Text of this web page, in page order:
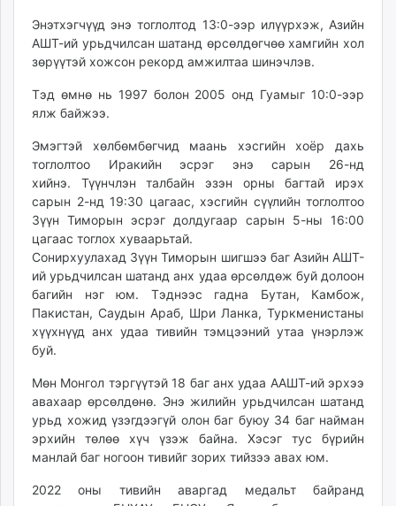
mglradio.com
fact.mn
tumen.mn
shuum.mn
times.mn
tvmongolia.mn
mass.mn
unegui.mn
assa.mn
toim.mn
tac.mn
paparazzi.mn
unread.today
Энэтхэгчүүд энэ тоглолтод 13:0-ээр илүүрхэж, Азийн
АШТ-ий урьдчилсан шатанд өрсөлдөгчөө хамгийн хол
зөрүүтэй хожсон рекорд амжилтаа шинэчлэв.
Тэд өмнө нь 1997 болон 2005 онд Гуамыг 10:0-ээр
ялж байжээ.
Эмэгтэй хөлбөмбөгчид маань хэсгийн хоёр дахь
тоглолтоо Иракийн эсрэг энэ сарын 26-нд
хийнэ. Түүнчлэн талбайн эзэн орны багтай ирэх
сарын 2-нд 19:30 цагаас, хэсгийн сүүлийн тоглолтоо
Зүүн Тиморын эсрэг долдугаар сарын 5-ны 16:00
цагаас тоглох хуваарьтай.
Сонирхуулахад Зүүн Тиморын шигшээ баг Азийн АШТ-
ий урьдчилсан шатанд анх удаа өрсөлдөж буй долоон
багийн нэг юм. Тэднээс гадна Бутан, Камбож,
Пакистан, Саудын Араб, Шри Ланка, Туркменистаны
хүүхнүүд анх удаа тивийн тэмцээний утаа үнэрлэж
буй.
Мөн Монгол тэргүүтэй 18 баг анх удаа ААШТ-ий эрхээ
авахаар өрсөлдөнө. Энэ жилийн урьдчилсан шатанд
урьд хожид үзэгдээгүй олон баг буюу 34 баг найман
эрхийн төлөө хүч үзэж байна. Хэсэг тус бүрийн
манлай баг ногоон тивийг зорих тийзээ авах юм.
2022 оны тивийн аваргад медальт байранд